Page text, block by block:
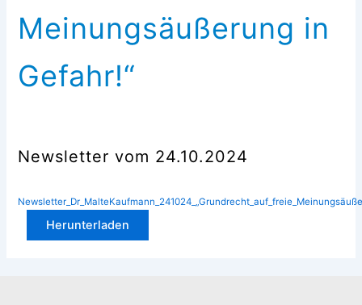
Meinungsäußerung in
Gefahr!“
Newsletter vom 24.10.2024
Herunterladen